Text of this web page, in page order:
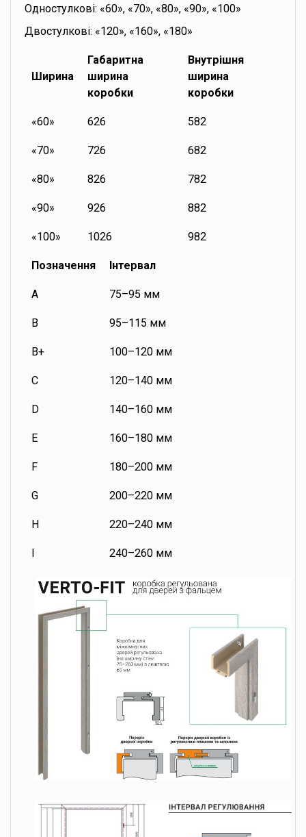
Одностулкові: «60», «70», «80», «90», «100»
Двостулкові: «120», «160», «180»
Ширина
Габаритна
ширина
коробки
Внутрішня
ширина
коробки
«60» 626 582
«70» 726 682
«80» 826 782
«90» 926 882
«100» 1026 982
Позначення Інтервал
A 75–95 мм
B 95–115 мм
B+ 100–120 мм
C 120–140 мм
D 140–160 мм
E 160–180 мм
F 180–200 мм
G 200–220 мм
H 220–240 мм
I 240–260 мм